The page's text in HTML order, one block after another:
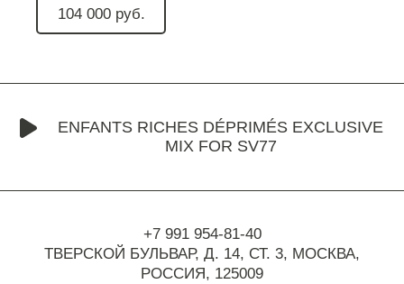
104 000 руб.
ENFANTS RICHES DÉPRIMÉS EXCLUSIVE
MIX FOR SV77
+7 991 954-81-40
ТВЕРСКОЙ БУЛЬВАР, Д. 14, СТ. 3, МОСКВА,
РОССИЯ, 125009